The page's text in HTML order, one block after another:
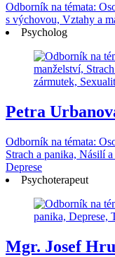
Odborník na témata:
s výchovou, Vztahy a
Psycholog
Petra
Odborník na témata:
Strach a panika, Násilí
Deprese
Psychoterapeut
Mgr. Josef